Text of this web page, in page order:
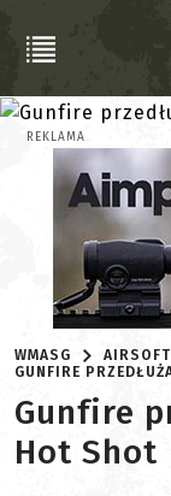
REKLAMA
WMASG AIRSOFT
GUNFIRE
Gunfire
Hot Shot